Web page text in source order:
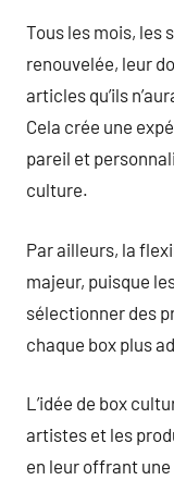
Tous les mois, les
renouvelée, leur
articles qu’ils
Cela crée une
pareil et
culture.
Par ailleurs, la
majeur, puisque
sélectionner des
chaque box plus
L’idée de box
artistes et les
en leur offrant